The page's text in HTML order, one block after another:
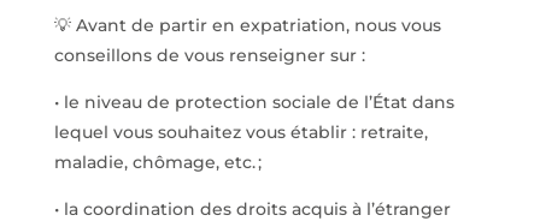
💡 Avant de partir en expatriation, nous vous
conseillons de vous renseigner sur :
• le niveau de protection sociale de l’État dans
lequel vous souhaitez vous ­établir : retraite,
maladie, chômage, etc. ;
• la coordination des droits acquis à l’étranger